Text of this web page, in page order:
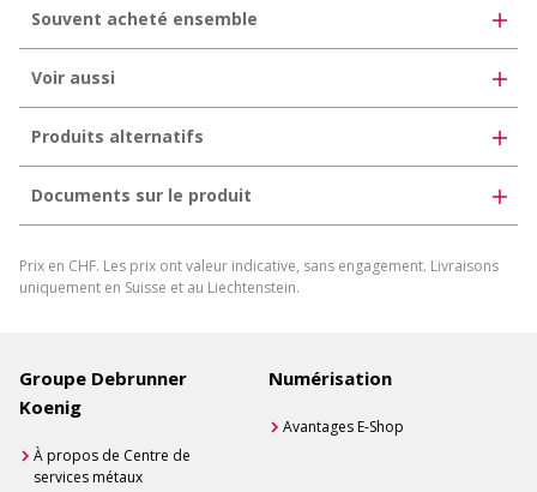
Souvent acheté ensemble
Voir aussi
Produits alternatifs
Documents sur le produit
Générer une fiche produit individuelle
Prix en CHF. Les prix ont valeur indicative, sans engagement. Livraisons
uniquement en Suisse et au Liechtenstein.
Groupe Debrunner
Koenig
À propos de Centre de
services métaux
Numérisation
Avantages E-Shop